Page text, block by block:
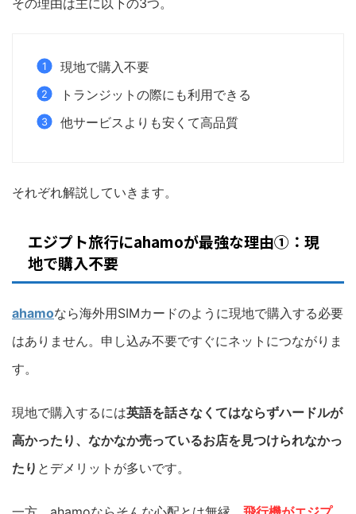
その理由は主に以下の3つ。
現地で購入不要
トランジットの際にも利用できる
他サービスよりも安くて高品質
それぞれ解説していきます。
エジプト旅行にahamoが最強な理由①：現
地で購入不要
ahamoなら海外用SIMカードのように現地で購入する必要
はありません。申し込み不要ですぐにネットにつながりま
す。
現地で購入するには英語を話さなくてはならずハードルが
高かったり、なかなか売っているお店を見つけられなかっ
たり とデメリットが多いです。